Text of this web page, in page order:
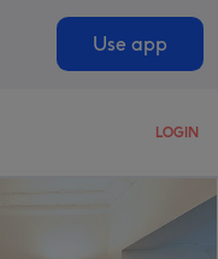
Use app
LOGIN